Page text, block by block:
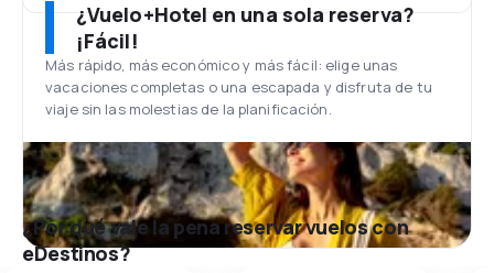
¿Vuelo+Hotel en una sola reserva?
¡Fácil!
Más rápido, más económico y más fácil: elige unas
vacaciones completas o una escapada y disfruta de tu
viaje sin las molestias de la planificación.
¿Por qué vale la pena reservar vuelos con
eDestinos?